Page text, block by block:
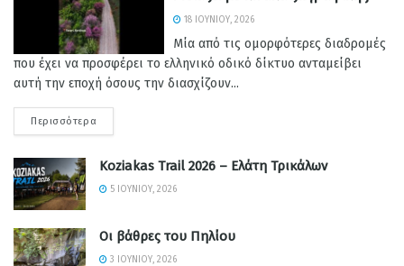
18 ΙΟΥΝΊΟΥ, 2026
Μία από τις ομορφότερες διαδρομές
που έχει να προσφέρει το ελληνικό οδικό δίκτυο ανταμείβει
αυτή την εποχή όσους την διασχίζουν...
Περισσότερα
Koziakas Trail 2026 – Ελάτη Τρικάλων
5 ΙΟΥΝΊΟΥ, 2026
Οι βάθρες του Πηλίου
3 ΙΟΥΝΊΟΥ, 2026